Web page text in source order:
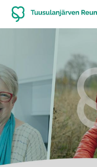
Siirry
sivun
Tuusulanjärven Reuma ry